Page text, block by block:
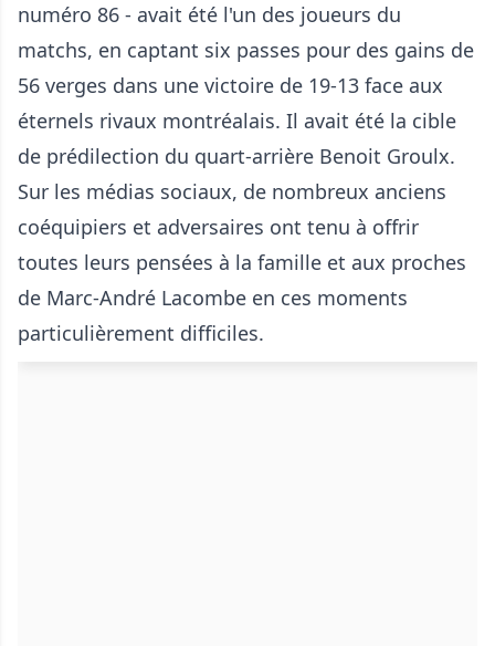
numéro 86 - avait été l'un des joueurs du
matchs, en captant six passes pour des gains de
56 verges dans une victoire de 19-13 face aux
éternels rivaux montréalais. Il avait été la cible
de prédilection du quart-arrière Benoit Groulx.
Sur les médias sociaux, de nombreux anciens
coéquipiers et adversaires ont tenu à offrir
toutes leurs pensées à la famille et aux proches
de Marc-André Lacombe en ces moments
particulièrement difficiles.